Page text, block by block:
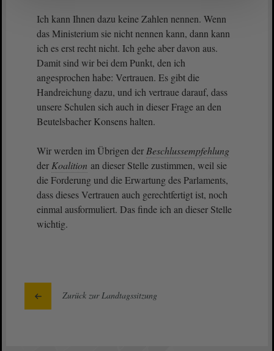
Ich kann Ihnen dazu keine Zahlen nennen. Wenn
das Ministerium sie nicht nennen kann, dann kann
ich es erst recht nicht. Ich gehe aber davon aus.
Damit sind wir bei dem Punkt, den ich
angesprochen habe: Vertrauen. Es gibt die
Handreichung dazu, und ich vertraue darauf, dass
unsere Schulen sich auch in dieser Frage an den
Beutelsbacher Konsens halten.
Wir werden im Übrigen der Beschlussempfehlung
der Koalition an dieser Stelle zustimmen, weil sie
die Forderung und die Erwartung des Parlaments,
dass dieses Vertrauen auch gerechtfertigt ist, noch
einmal ausformuliert. Das finde ich an dieser Stelle
wichtig.
Zurück zur Landtagssitzung